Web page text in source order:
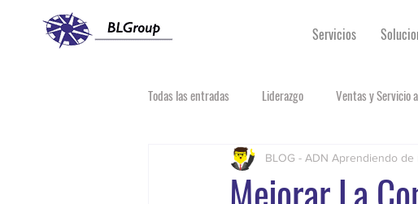
Servicios
Todas las entradas Liderazgo Ventas y Servicio
Mejorar La
BLOG - ADN Aprendiendo de